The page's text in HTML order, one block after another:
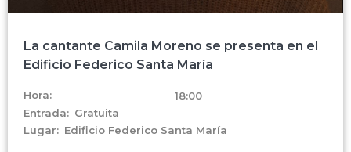
La cantante Camila Moreno se presenta en el
Edificio Federico Santa María
Hora:
18:00
Entrada: Gratuita
Lugar: Edificio Federico Santa María